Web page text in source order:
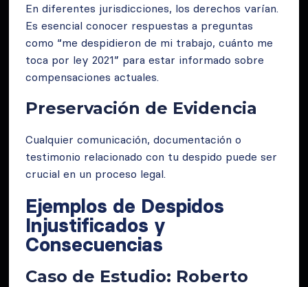
En diferentes jurisdicciones, los derechos varían.
Es esencial conocer respuestas a preguntas
como “me despidieron de mi trabajo, cuánto me
toca por ley 2021” para estar informado sobre
compensaciones actuales.
Preservación de Evidencia
Cualquier comunicación, documentación o
testimonio relacionado con tu despido puede ser
crucial en un proceso legal.
Ejemplos de Despidos
Injustificados y
Consecuencias
Caso de Estudio: Roberto